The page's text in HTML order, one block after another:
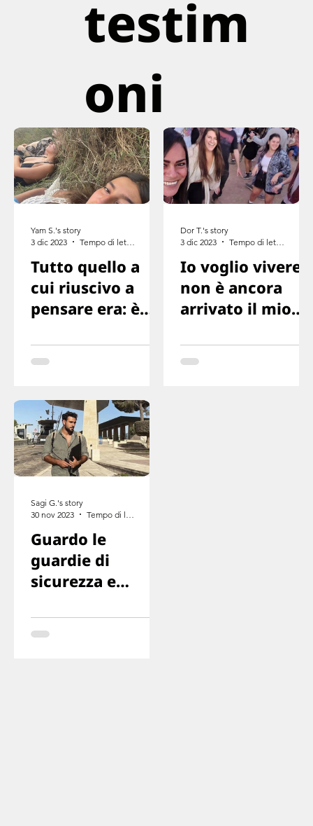
testim
oni
Tutto quello a
cui riuscivo a
pensare era: è
vita finisce qui
Yam S.'s story
3 dic 2023
Io voglio vivere,
non è ancora
arrivato il mio
morire. Io voglio
v-i-v-e-r-e
Dor T.'s story
3 dic 2023
Guardo le
guardie di
sicurezza e
hanno idea di
cosa fare
Sagi G.'s story
30 nov 2023